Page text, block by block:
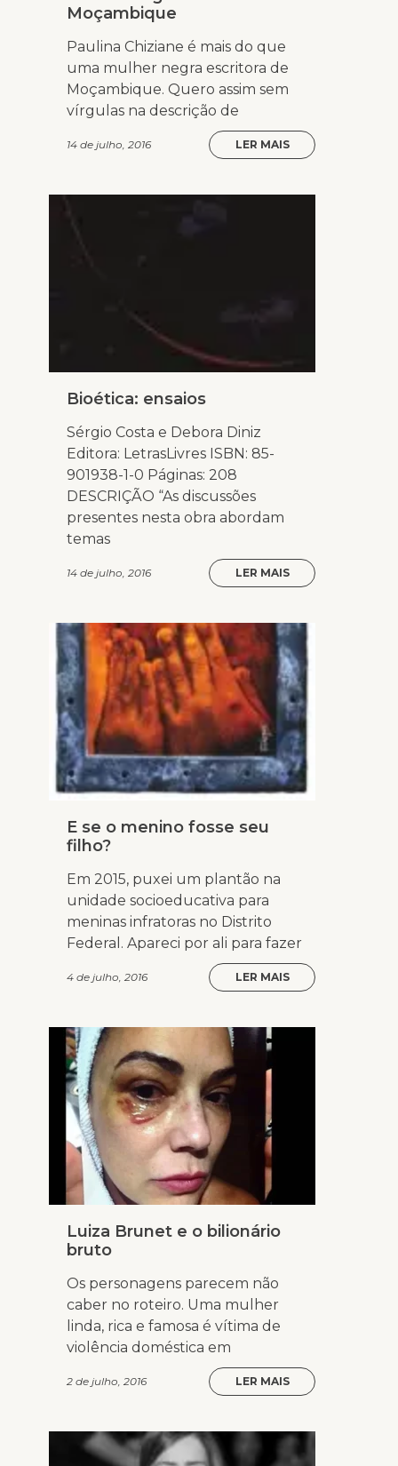
Moçambique
Paulina Chiziane é mais do que
uma mulher negra escritora de
Moçambique. Quero assim sem
vírgulas na descrição de
14 de julho, 2016 LER MAIS
Bioética: ensaios
Sérgio Costa e Debora Diniz
Editora: LetrasLivres ISBN: 85-
901938-1-0 Páginas: 208
DESCRIÇÃO “As discussões
presentes nesta obra abordam
temas
14 de julho, 2016 LER MAIS
E se o menino fosse seu
filho?
Em 2015, puxei um plantão na
unidade socioeducativa para
meninas infratoras no Distrito
Federal. Apareci por ali para fazer
4 de julho, 2016 LER MAIS
Luiza Brunet e o bilionário
bruto
Os personagens parecem não
caber no roteiro. Uma mulher
linda, rica e famosa é vítima de
violência doméstica em
2 de julho, 2016 LER MAIS